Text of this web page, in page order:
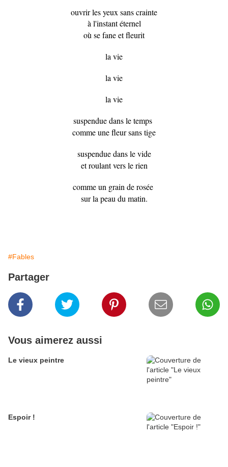
ouvrir les yeux sans crainte
à l'instant éternel
où se fane et fleurit
la vie
la vie
la vie
suspendue dans le temps
comme une fleur sans tige
suspendue dans le vide
et roulant vers le rien
comme un grain de rosée
sur la peau du matin.
#Fables
Partager
Vous aimerez aussi
Le vieux peintre
Espoir !